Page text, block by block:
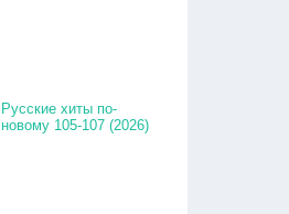
Русские хиты по-
новому 105-107 (2026)